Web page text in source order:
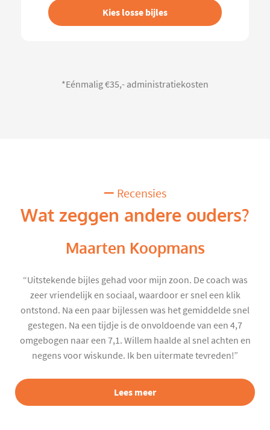
Kies losse bijles
*Eénmalig €35,- administratiekosten
Recensies
Wat zeggen andere ouders?
Maarten Koopmans
“Uitstekende bijles gehad voor mijn zoon. De coach was
zeer vriendelijk en sociaal, waardoor er snel een klik
ontstond. Na een paar bijlessen was het gemiddelde snel
gestegen. Na een tijdje is de onvoldoende van een 4,7
omgebogen naar een 7,1. Willem haalde al snel achten en
negens voor wiskunde. Ik ben uitermate tevreden!”
Lees meer